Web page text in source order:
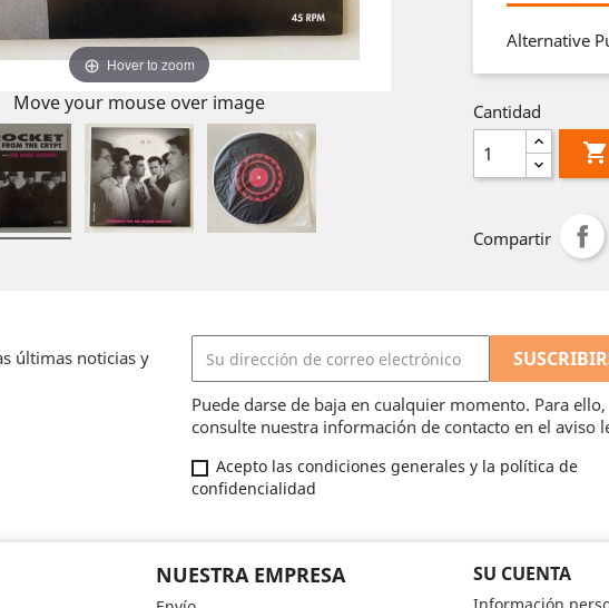
Hover to zoom
Move your mouse over image
Alternative
Cantidad

Compartir
últimas noticias y
Puede darse de baja en cualquier momento. Para ello,
consulte nuestra información de contacto en el aviso
Acepto las condiciones generales y la política de
confidencialidad
NUESTRA EMPRESA SU CUENTA